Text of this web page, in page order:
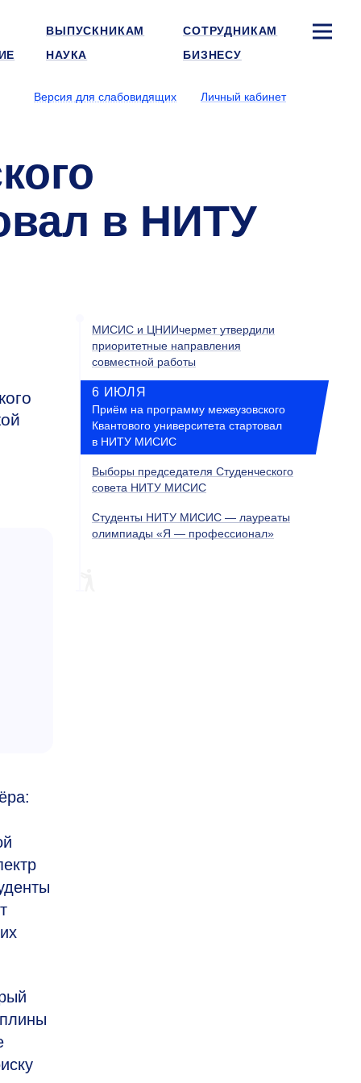
ВЫПУСКНИКАМ
СОТРУДНИКАМ
НАУКА БИЗНЕСУ
Версия для слабовидящих
Личный кабинет
в НИТУ
МИСИС и ЦНИИчермет утвердили
приоритетные направления
совместной работы
6 ИЮЛЯ
Приём на программу межвузовского
Квантового университета стартовал
в НИТУ МИСИС
Выборы председателя Студенческого
совета НИТУ МИСИС
Студенты НИТУ МИСИС — лауреаты
олимпиады «Я — профессионал»